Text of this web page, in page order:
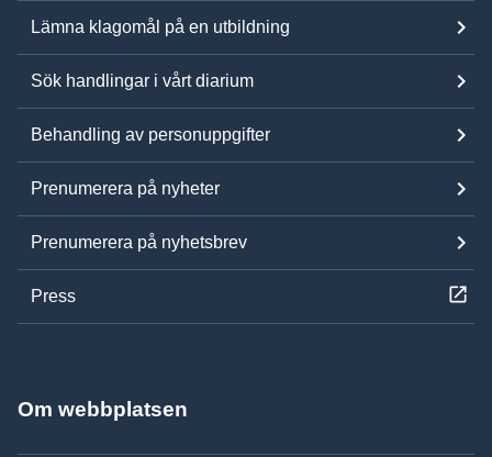
Lämna klagomål på en utbildning
Sök handlingar i vårt diarium
Behandling av personuppgifter
Prenumerera på nyheter
Prenumerera på nyhetsbrev
Press
Om webbplatsen